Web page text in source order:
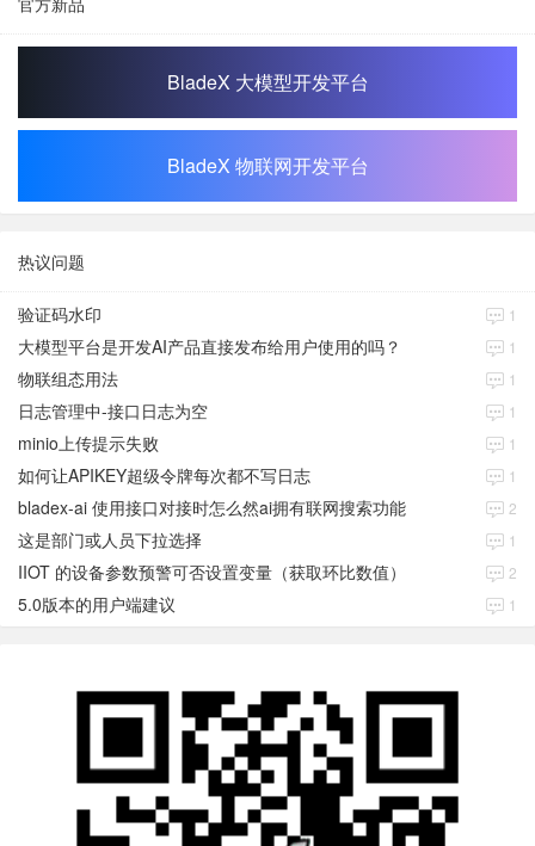
BladeX 大模型开发平台
BladeX 物联网开发平台
热议问题
验证码水印 1
大模型平台是开发AI产品直接发布给用户使用的吗？ 1
物联组态用法 1
日志管理中-接口日志为空 1
minio上传提示失败 1
如何让APIKEY超级令牌每次都不写日志 1
bladex-ai 使用接口对接时怎么然ai拥有联网搜索功能 2
这是部门或人员下拉选择 1
IIOT 的设备参数预警可否设置变量（获取环比数值） 2
5.0版本的用户端建议 1